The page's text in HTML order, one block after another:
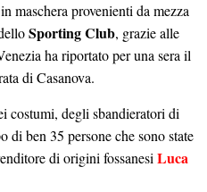
maschera provenienti da mezza
Sporting Club, grazie alle
ha riportato per una sera il
di Casanova.
costumi, degli sbandieratori di
di ben 35 persone che sono state
di origini fossanesi Luca